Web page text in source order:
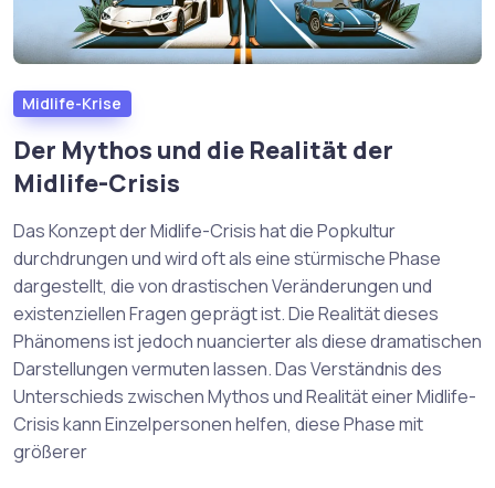
Midlife-Krise
Der Mythos und die Realität der
Midlife-Crisis
Das Konzept der Midlife-Crisis hat die Popkultur
durchdrungen und wird oft als eine stürmische Phase
dargestellt, die von drastischen Veränderungen und
existenziellen Fragen geprägt ist. Die Realität dieses
Phänomens ist jedoch nuancierter als diese dramatischen
Darstellungen vermuten lassen. Das Verständnis des
Unterschieds zwischen Mythos und Realität einer Midlife-
Crisis kann Einzelpersonen helfen, diese Phase mit
größerer